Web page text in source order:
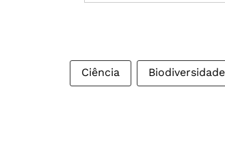
Ciência Biodiversidade